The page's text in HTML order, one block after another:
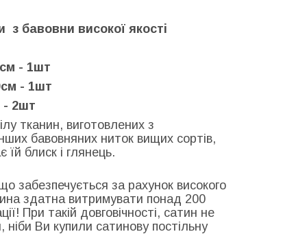
з бавовни високої якості
- 1шт
- 1шт
- 2шт
тканин, виготовлених з
бавовняних ниток вищих сортів,
блиск і глянець.
забезпечується за рахунок високого
здатна витримувати понад 200
При такій довговічності, сатин не
ніби Ви купили сатинову постільну